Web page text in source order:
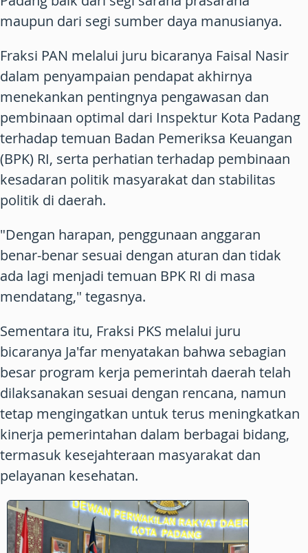
maupun dari segi sumber daya manusianya.
Fraksi PAN melalui juru bicaranya Faisal Nasir
dalam penyampaian pendapat akhirnya
menekankan pentingnya pengawasan dan
pembinaan optimal dari Inspektur Kota Padang
terhadap temuan Badan Pemeriksa Keuangan
(BPK) RI, serta perhatian terhadap pembinaan
kesadaran politik masyarakat dan stabilitas
politik di daerah.
"Dengan harapan, penggunaan anggaran
benar-benar sesuai dengan aturan dan tidak
ada lagi menjadi temuan BPK RI di masa
mendatang," tegasnya.
Sementara itu, Fraksi PKS melalui juru
bicaranya Ja'far menyatakan bahwa sebagian
besar program kerja pemerintah daerah telah
dilaksanakan sesuai dengan rencana, namun
tetap mengingatkan untuk terus meningkatkan
kinerja pemerintahan dalam berbagai bidang,
termasuk kesejahteraan masyarakat dan
pelayanan kesehatan.